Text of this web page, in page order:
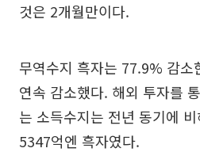
것은 2개월만이다.
무역수지 흑자는 77.9% 감소
연속 감소했다. 해외 투자를
는 소득수지는 전년 동기에
5347억엔 흑자였다.